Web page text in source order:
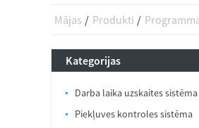
Mājas Produkti
Kategorijas
Darba laika uzskaites sistēma
Piekļuves kontroles sistēma